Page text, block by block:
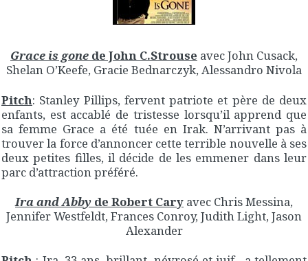
Grace is gone de John C.Strouse avec John Cusack,
Shelan O’Keefe, Gracie Bednarczyk, Alessandro Nivola
Pitch: Stanley Pillips, fervent patriote et père de deux
enfants, est accablé de tristesse lorsqu’il apprend que
sa femme Grace a été tuée en Irak. N’arrivant pas à
trouver la force d’annoncer cette terrible nouvelle à ses
deux petites filles, il décide de les emmener dans leur
parc d’attraction préféré.
Ira and Abby de Robert Cary avec Chris Messina,
Jennifer Westfeldt, Frances Conroy, Judith Light, Jason
Alexander